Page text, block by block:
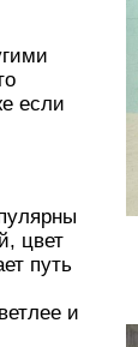
если
цвет
путь
и